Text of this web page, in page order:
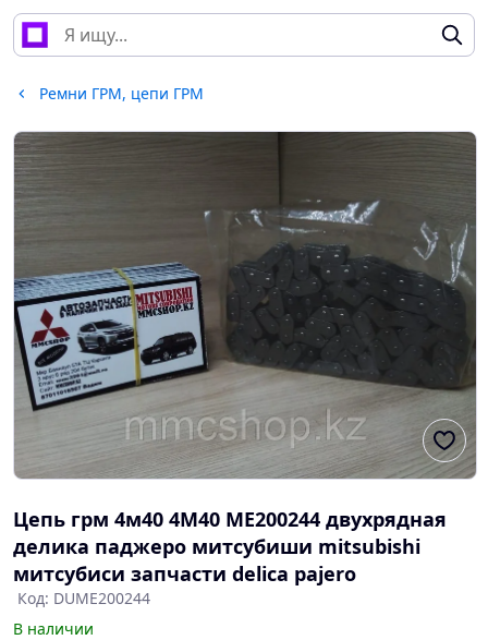
Ремни ГРМ, цепи ГРМ
Цепь грм 4м40 4M40 ME200244 двухрядная
делика паджеро митсубиши mitsubishi
митсубиси запчасти delica pajero
Код: DUME200244
В наличии